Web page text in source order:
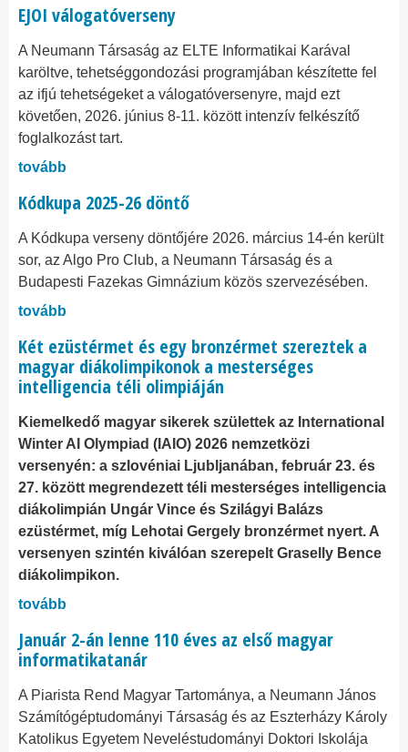
EJOI válogatóverseny
A Neumann Társaság az ELTE Informatikai Karával
karöltve, tehetséggondozási programjában készítette fel
az ifjú tehetségeket a válogatóversenyre, majd ezt
követően, 2026. június 8-11. között intenzív felkészítő
foglalkozást tart.
tovább
Kódkupa 2025-26 döntő
A Kódkupa verseny döntőjére 2026. március 14-én került
sor, az Algo Pro Club, a Neumann Társaság és a
Budapesti Fazekas Gimnázium közös szervezésében.
tovább
Két ezüstérmet és egy bronzérmet szereztek a
magyar diákolimpikonok a mesterséges
intelligencia téli olimpiáján
Kiemelkedő magyar sikerek születtek az International
Winter AI Olympiad (IAIO) 2026 nemzetközi
versenyén: a szlovéniai Ljubljanában, február 23. és
27. között megrendezett téli mesterséges intelligencia
diákolimpián Ungár Vince és Szilágyi Balázs
ezüstérmet, míg Lehotai Gergely bronzérmet nyert. A
versenyen szintén kiválóan szerepelt Graselly Bence
diákolimpikon.
tovább
Január 2-án lenne 110 éves az első magyar
informatikatanár
A Piarista Rend Magyar Tartománya, a Neumann János
Számítógéptudományi Társaság és az Eszterházy Károly
Katolikus Egyetem Neveléstudományi Doktori Iskolája